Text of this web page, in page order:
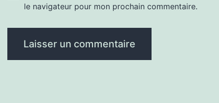
le navigateur pour mon prochain commentaire.